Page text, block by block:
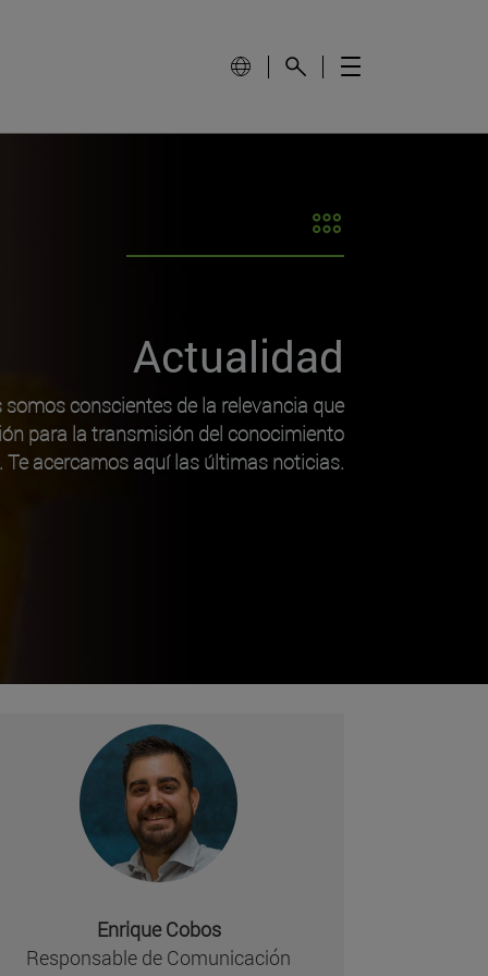
Actualidad
somos conscientes de la relevancia que
para la transmisión del conocimiento
Te acercamos aquí las últimas noticias.
Enrique Cobos
Responsable de Comunicación